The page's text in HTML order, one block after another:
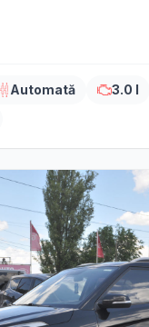
Automată 3.0 l